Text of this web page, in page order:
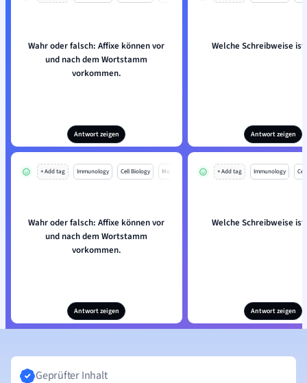
Wahr oder falsch: Affixe können vor
und nach dem Wortstamm
vorkommen.
Antwort zeigen
Welche Schreibweise
Antwort zeigen
+ Add tag Immunology Cell Biology Mo
Wahr oder falsch: Affixe können vor
und nach dem Wortstamm
vorkommen.
Antwort zeigen
+ Add tag Immunology
Welche Schreibweise
Antwort zeigen
Geprüfter Inhalt